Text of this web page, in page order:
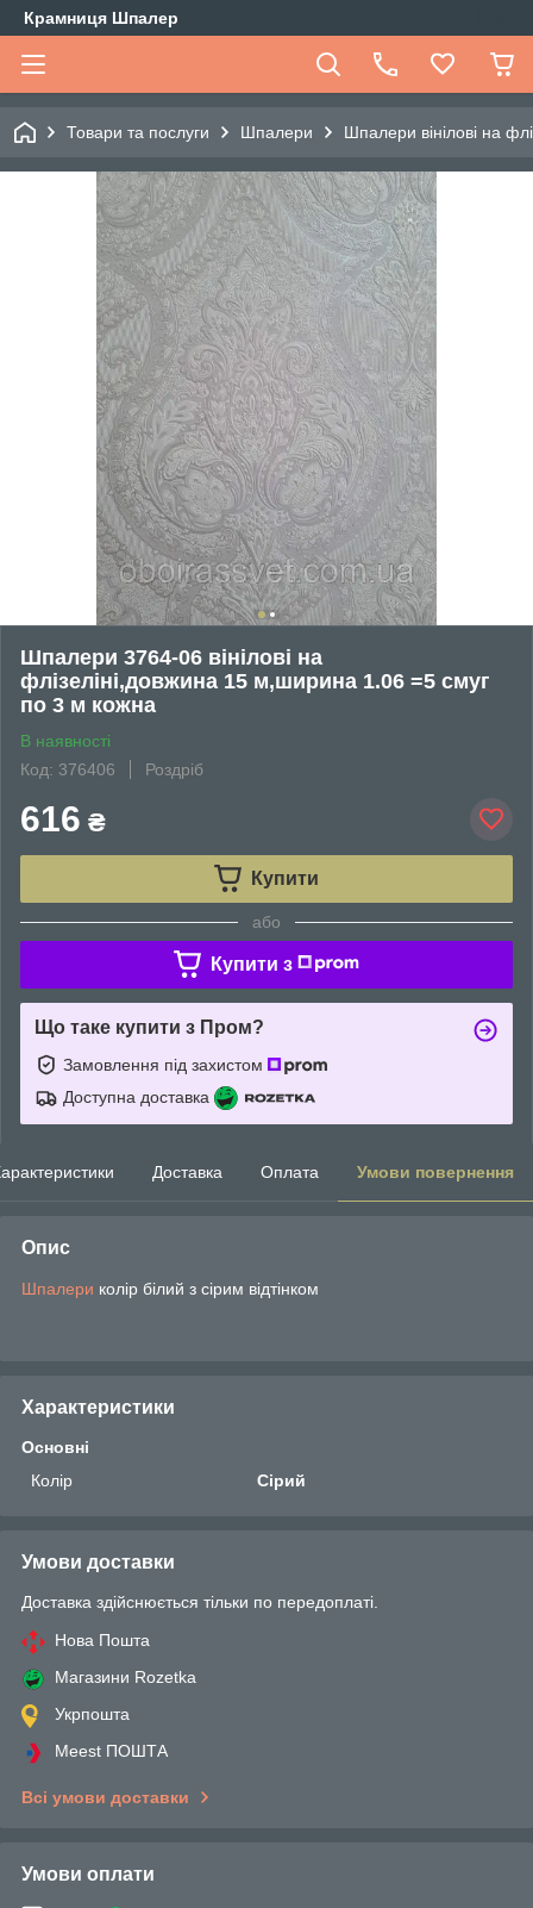
Крамниця Шпалер
Товари та послуги Шпалери Шпалери вінілові на
Шпалери 3764-06 вінілові на
флізеліні,довжина 15 м,ширина 1.06 =5 смуг
по 3 м кожна
В наявності
Код: 376406
Роздріб
616 ₴
Купити
або
Купити з
Що таке купити з Пром?
Замовлення під захистом
Доступна доставка
Доставка Оплата Умови повернення
Опис
Шпалери колір білий з сірим відтінком
Характеристики
Основні
Колір
Сірий
Умови доставки
Доставка здійснюється тільки по передоплаті.
Нова Пошта
Магазини Rozetka
Укрпошта
Meest ПОШТА
Всі умови доставки
Умови оплати